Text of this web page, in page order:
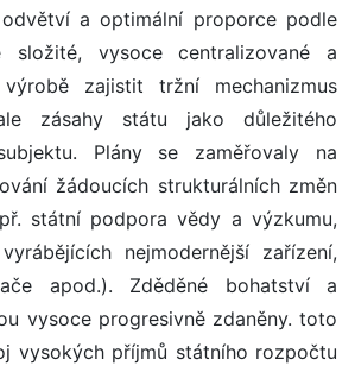
a optimální proporce podle
složité, vysoce centralizované a
výrobě zajistit tržní mechanizmus
zásahy státu jako důležitého
Plány se zaměřovaly na
žádoucích strukturálních změn
státní podpora vědy a výzkumu,
nejmodernější zařízení,
apod.). Zděděné bohatství a
vysoce progresivně zdaněny. toto
vysokých příjmů státního rozpočtu